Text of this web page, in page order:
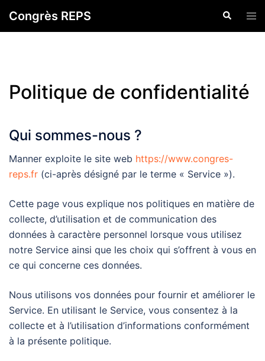
Congrès REPS Search
Politique de confidentialité
Qui sommes-nous ?
Manner exploite le site web https://www.congres-
reps.fr (ci-après désigné par le terme « Service »).
Cette page vous explique nos politiques en matière de
collecte, d’utilisation et de communication des
données à caractère personnel lorsque vous utilisez
notre Service ainsi que les choix qui s’offrent à vous en
ce qui concerne ces données.
Nous utilisons vos données pour fournir et améliorer le
Service. En utilisant le Service, vous consentez à la
collecte et à l’utilisation d’informations conformément
à la présente politique.